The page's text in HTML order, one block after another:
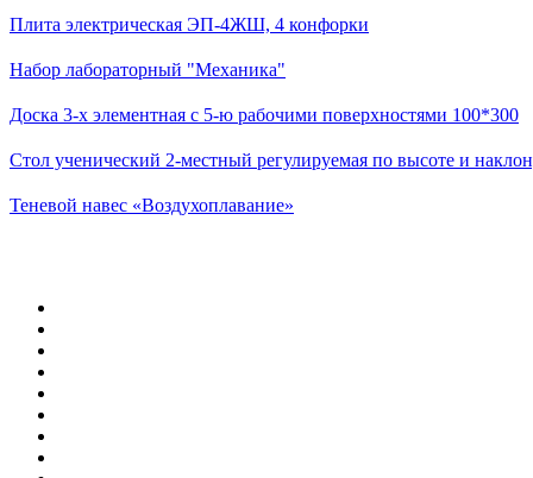
Плита электрическая ЭП-4ЖШ, 4 конфорки
Набор лабораторный "Механика"
Доска 3-х элементная с 5-ю рабочими поверхностями 100*300
Стол ученический 2-местный регулируемая по высоте и
Теневой навес «Воздухоплавание»